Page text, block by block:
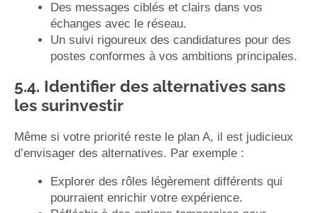
Des messages ciblés et clairs dans vos
échanges avec le réseau.
Un suivi rigoureux des candidatures pour des
postes conformes à vos ambitions principales.
5.4. Identifier des alternatives sans
les surinvestir
Même si votre priorité reste le plan A, il est judicieux
d’envisager des alternatives. Par exemple :
Explorer des rôles légèrement différents qui
pourraient enrichir votre expérience.